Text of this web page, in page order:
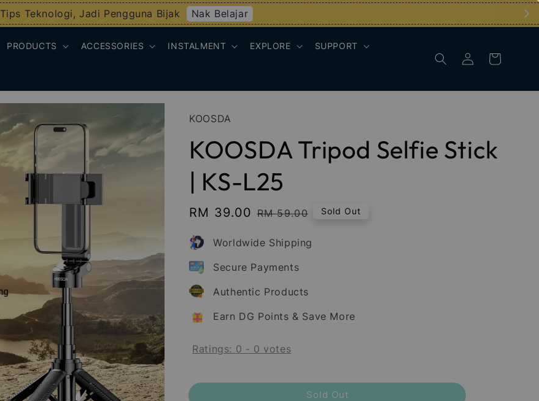
Tips Teknologi, Jadi Pengguna Bijak Nak Belajar
PRODUCTS ACCESSORIES INSTALMENT EXPLORE SUPPORT
KOOSDA
KOOSDA Tripod Selfie Stick
| KS-L25
Sale
RM 39.00 Regular
RM 59.00 Sold Out
Worldwide Shipping
Secure Payments
Authentic Products
Earn DG Points & Save More
Ratings: 0 - 0 votes
Sold Out